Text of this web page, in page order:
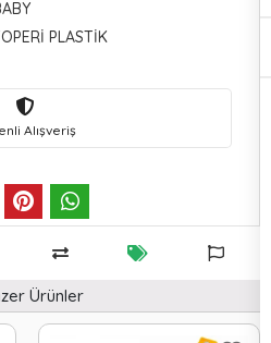
PLASTİK
Alışveriş
Ürünler